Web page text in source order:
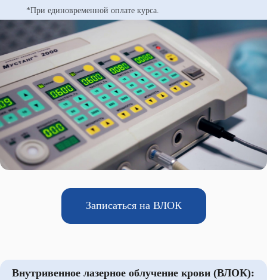
*При единовременной оплате курса.
Записаться на ВЛОК
Внутривенное лазерное облучение крови (ВЛОК):